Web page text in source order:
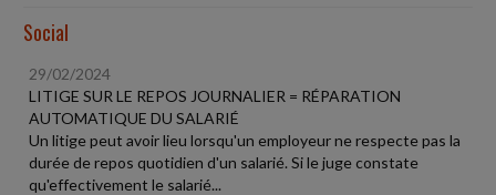
Social
29/02/2024
LITIGE SUR LE REPOS JOURNALIER = RÉPARATION
AUTOMATIQUE DU SALARIÉ
Un litige peut avoir lieu lorsqu'un employeur ne respecte pas la
durée de repos quotidien d'un salarié. Si le juge constate
qu'effectivement le salarié...